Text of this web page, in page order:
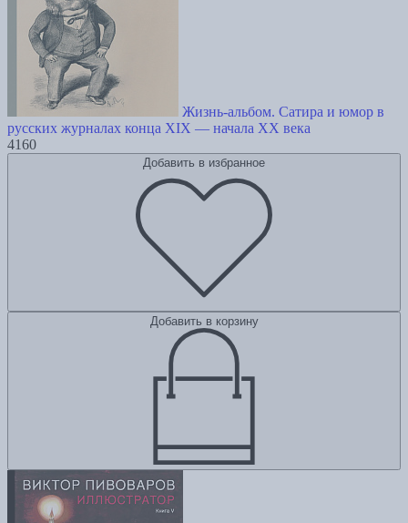
Жизнь-альбом. Сатира и юмор в
русских журналах конца XIX — начала XX века
4160
Добавить в избранное
Добавить в корзину